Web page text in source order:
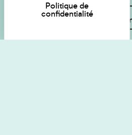
Inscrivez-vous à la
Politique de
confidentialité